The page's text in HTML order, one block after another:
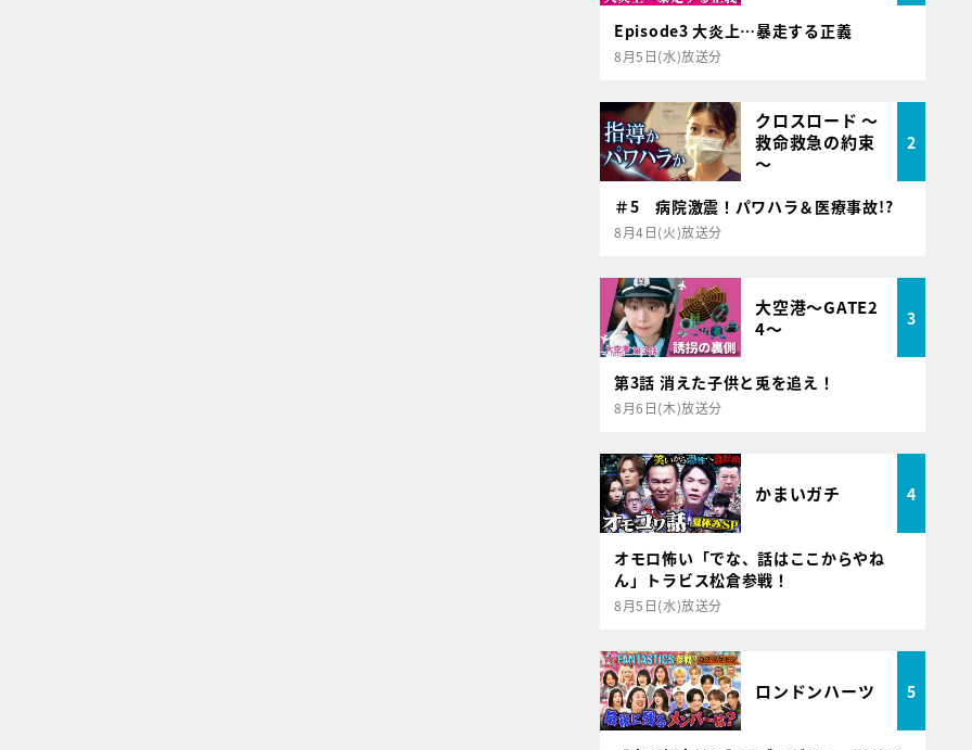
Episode3 大炎上…暴走する正義
8月5日(水)放送分
クロスロード ～
救命救急の約束
～
2
＃5 病院激震！パワハラ＆医療事故!?
8月4日(火)放送分
大空港～GATE2
4～
3
第3話 消えた子供と兎を追え！
8月6日(木)放送分
かまいガチ 4
オモロ怖い「でな、話はここからやね
ん」トラビス松倉参戦！
8月5日(水)放送分
ロンドンハーツ 5